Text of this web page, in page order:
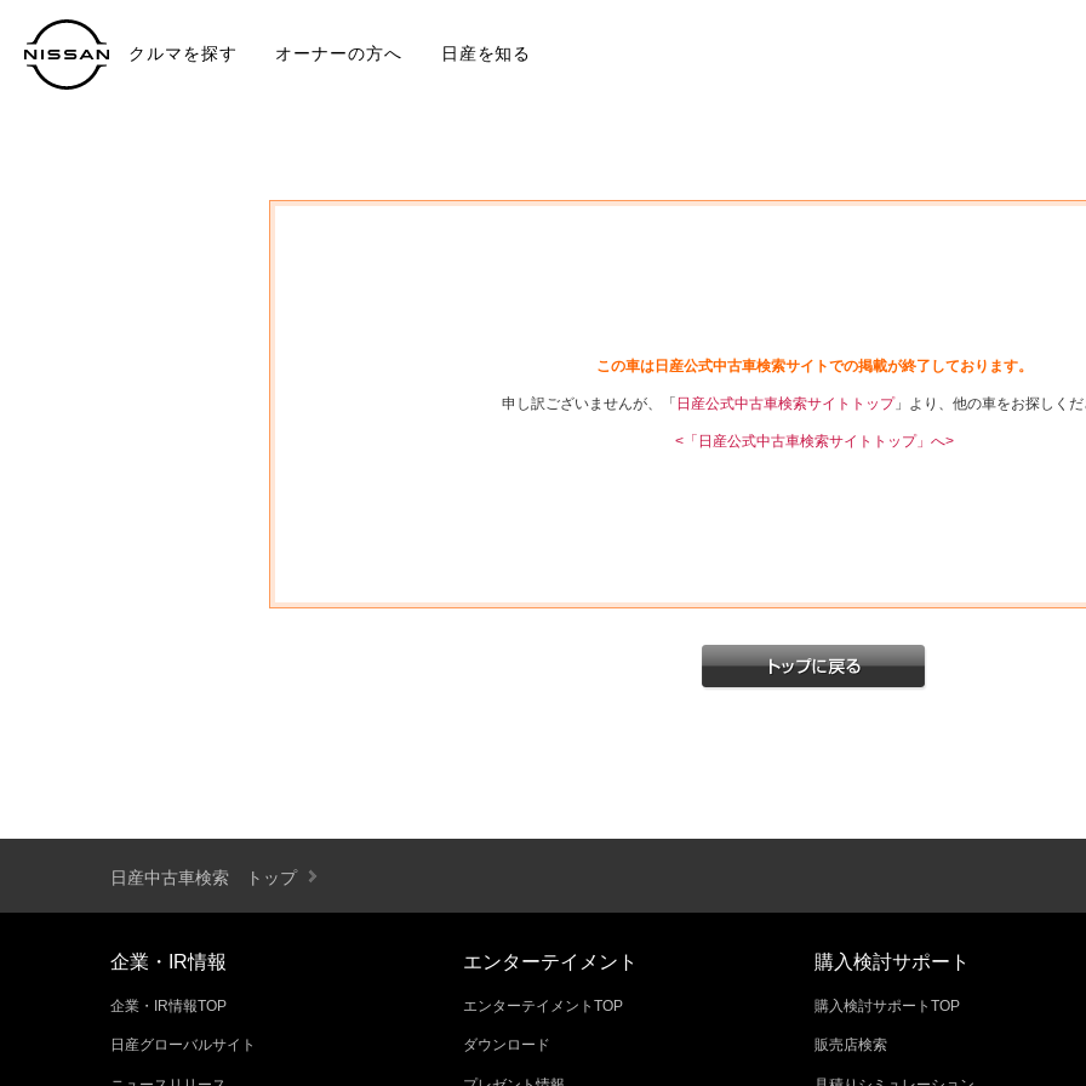
クルマを探す オーナーの方へ 日産を知る
この車は日産公式中古車検索サイトでの掲載が終了しております。
申し訳ございませんが、「 日産公式中古車検索サイトトップ」より、他の車をお探しくだ
<「日産公式中古車検索サイトトップ」へ>
日産中古車検索 トップ
企業・IR情報
企業・IR情報TOP
日産グローバルサイト
エンターテイメント
エンターテイメントTOP
ダウンロード
購入検討サポート
購入検討サポートTOP
販売店検索